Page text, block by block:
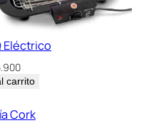
Eléctrico
carrito
Cork